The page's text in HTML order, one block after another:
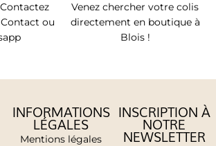
ou
Venez chercher votre colis
directement en boutique à
Blois !
INFORMATIONS
LÉGALES
Mentions légales
INSCRIPTION À
NOTRE
NEWSLETTER